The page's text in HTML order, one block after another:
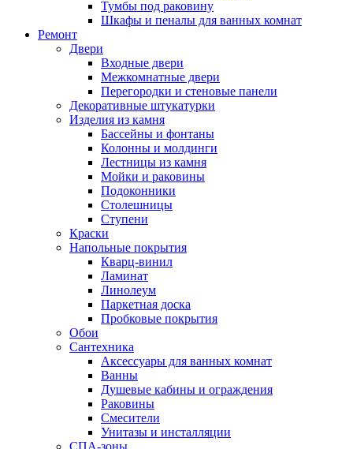
Тумбы под раковину
Шкафы и пеналы для ванных комнат
Ремонт
Двери
Входные двери
Межкомнатные двери
Перегородки и стеновые панели
Декоративные штукатурки
Изделия из камня
Бассейны и фонтаны
Колонны и молдинги
Лестницы из камня
Мойки и раковины
Подоконники
Столешницы
Ступени
Краски
Напольные покрытия
Кварц-винил
Ламинат
Линолеум
Паркетная доска
Пробковые покрытия
Обои
Сантехника
Аксессуары для ванных комнат
Ванны
Душевые кабины и ограждения
Раковины
Смесители
Унитазы и инсталляции
СПА-зоны